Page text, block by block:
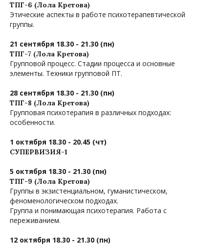
ТПГ-6 (Лола Кретова)
Этические аспекты в работе психотерапевтической
группы.
21 сентября 18.30 - 21.30 (пн)
ТПГ-7 (Лола Кретова)
Групповой процесс. Стадии процесса и основные
элементы. Техники групповой ПТ.
28 сентября 18.30 - 21.30 (пн)
ТПГ-8 (Лола Кретова)
Групповая психотерапия в различных подходах:
особенности.
1 октября 18.30 - 20.45 (чт)
СУПЕРВИЗИЯ-1
5 октября 18.30 - 21.30 (пн)
ТПГ-9 (Лола Кретова)
Группы в экзистенциальном, гуманистическом,
феноменологическом подходах.
Группа и понимающая психотерапия. Работа с
переживанием.
12 октября 18.30 - 21.30 (пн)